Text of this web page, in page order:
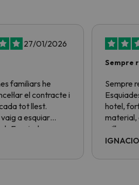
27/01/2026
familiars he
el contracte i
tot llest.
a esquiar
Esquiades.com,
a Tarragona son
Sempre
Sempre
hotel,
material,
millor preu